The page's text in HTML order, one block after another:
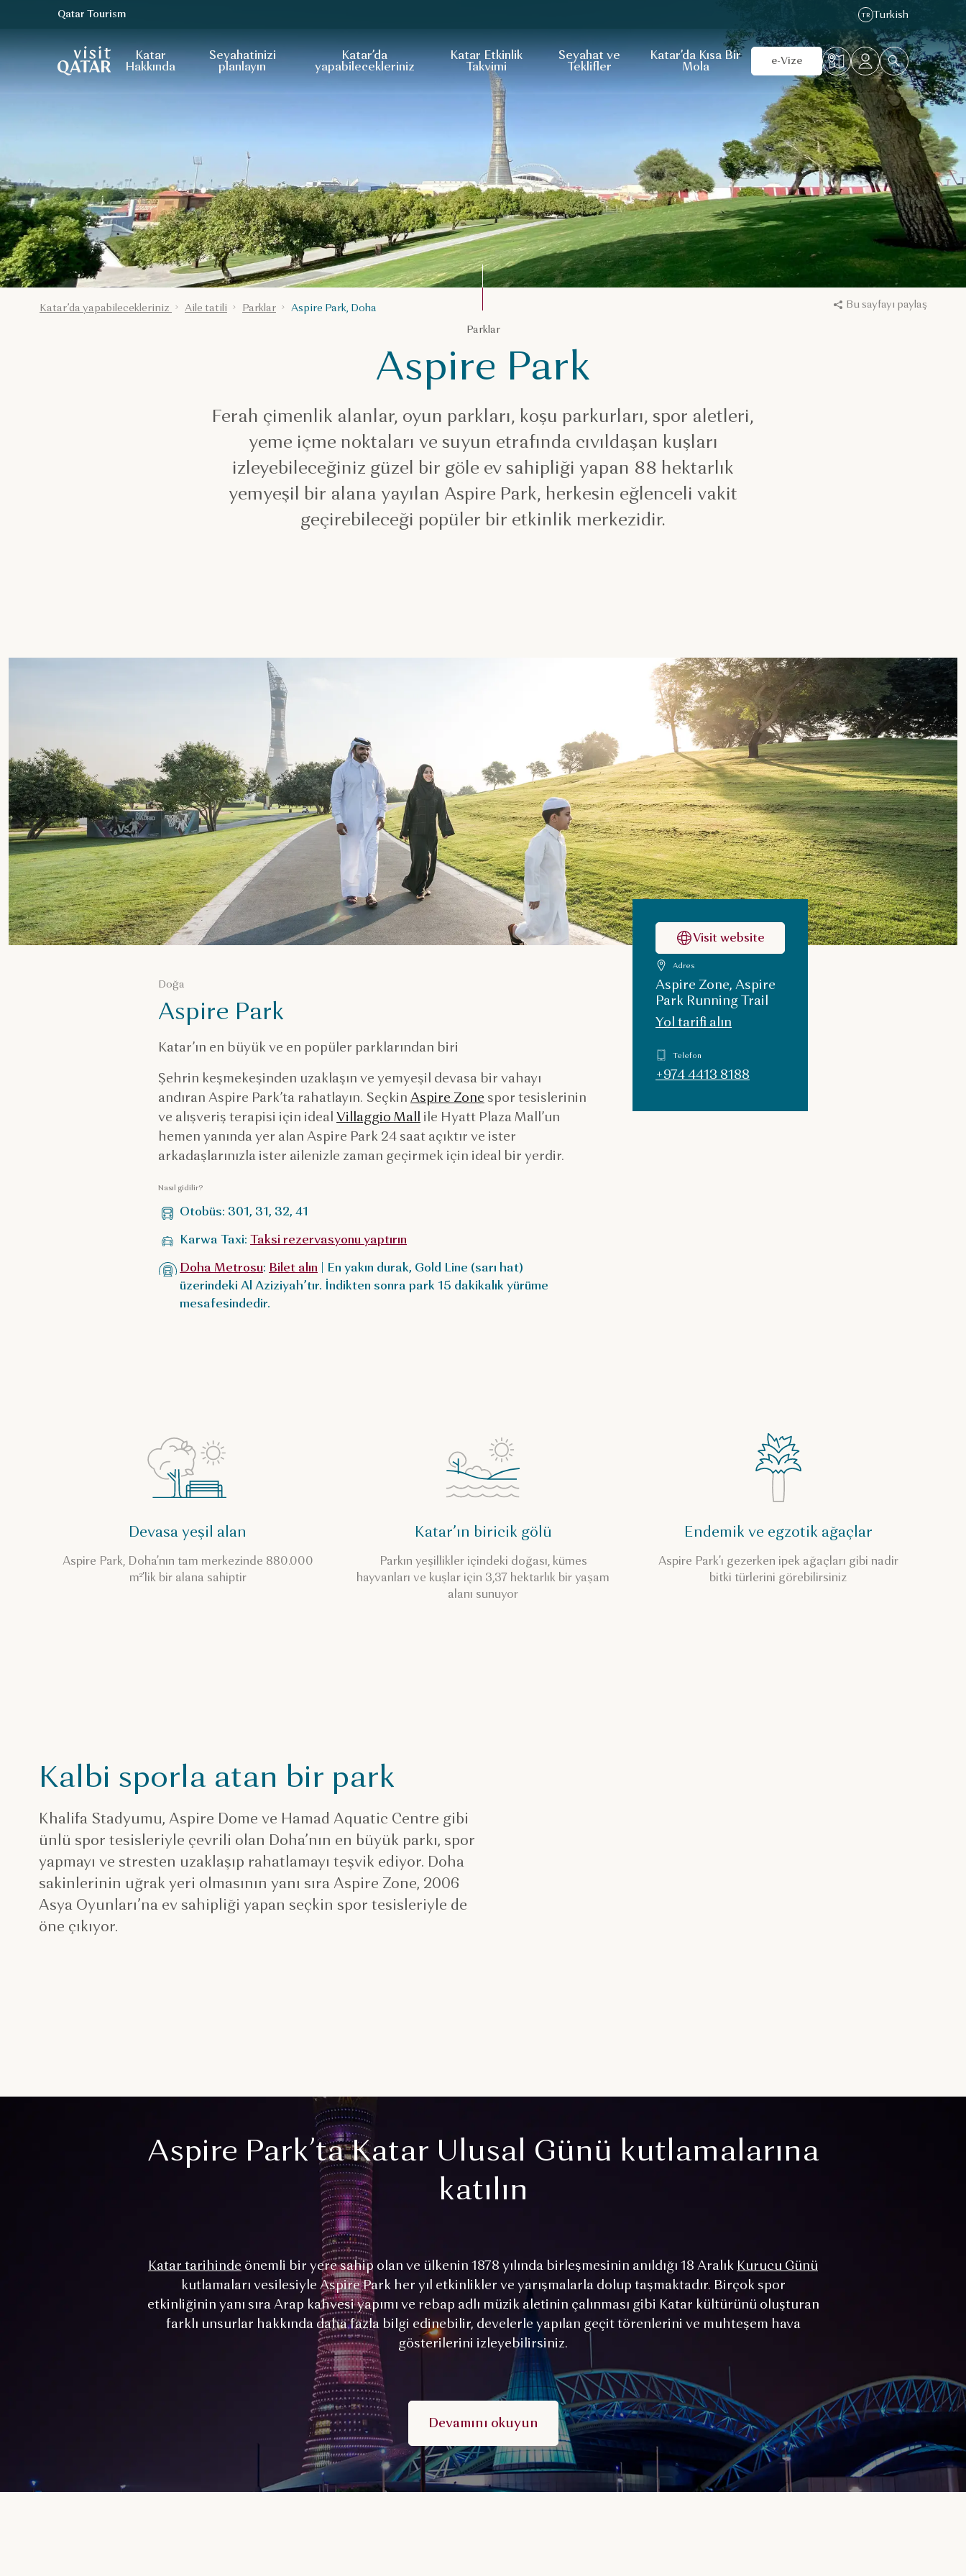
VisitQatar Ana Sayfası
Qatar Tourism TR Turkish
Katar
Hakkında
Seyahatinizi
planlayın
Katar’da
yapabilecekleriniz
Katar Etkinlik
Takvimi
Seyahat ve
Teklifler
Katar’da Kısa Bir
Mola
e-Vize
Katar’da yapabilecekleriniz Aile tatili Parklar Aspire Park, Doha Bu sayfayı paylaş
Parklar
Aspire Park
Ferah çimenlik alanlar, oyun parkları, koşu parkurları, spor aletleri,
yeme içme noktaları ve suyun etrafında cıvıldaşan kuşları
izleyebileceğiniz güzel bir göle ev sahipliği yapan 88 hektarlık
yemyeşil bir alana yayılan Aspire Park, herkesin eğlenceli vakit
geçirebileceği popüler bir etkinlik merkezidir.
Doğa
Aspire Park
Katar’ın en büyük ve en popüler parklarından biri
Şehrin keşmekeşinden uzaklaşın ve yemyeşil devasa bir vahayı
andıran Aspire Park’ta rahatlayın. Seçkin Aspire Zone spor tesislerinin
ve alışveriş terapisi için ideal Villaggio Mall ile Hyatt Plaza Mall’un
hemen yanında yer alan Aspire Park 24 saat açıktır ve ister
arkadaşlarınızla ister ailenizle zaman geçirmek için ideal bir yerdir.
Nasıl gidilir?
Otobüs: 301, 31, 32, 41
Karwa Taxi: Taksi rezervasyonu yaptırın
Doha Metrosu: Bilet alın | En yakın durak, Gold Line (sarı hat)
üzerindeki Al Aziziyah’tır. İndikten sonra park 15 dakikalık yürüme
mesafesindedir.
Visit website
Adres
Aspire Zone, Aspire
Park Running Trail
Yol tarifi alın
Telefon
+974 4413 8188
Devasa yeşil alan
Aspire Park, Doha’nın tam merkezinde 880.000
m²’lik bir alana sahiptir
Katar’ın biricik gölü
Parkın yeşillikler içindeki doğası, kümes
hayvanları ve kuşlar için 3,37 hektarlık bir yaşam
alanı sunuyor
Endemik ve egzotik ağaçlar
Aspire Park’ı gezerken ipek ağaçları gibi nadir
bitki türlerini görebilirsiniz
Kalbi sporla atan bir park
Khalifa Stadyumu, Aspire Dome ve Hamad Aquatic Centre gibi
ünlü spor tesisleriyle çevrili olan Doha’nın en büyük parkı, spor
yapmayı ve stresten uzaklaşıp rahatlamayı teşvik ediyor. Doha
sakinlerinin uğrak yeri olmasının yanı sıra Aspire Zone, 2006
Asya Oyunları’na ev sahipliği yapan seçkin spor tesisleriyle de
öne çıkıyor.
Aspire Park’ta Katar Ulusal Günü kutlamalarına
katılın
Katar tarihinde önemli bir yere sahip olan ve ülkenin 1878 yılında birleşmesinin anıldığı 18 Aralık Kurucu Günü
kutlamaları vesilesiyle Aspire Park her yıl etkinlikler ve yarışmalarla dolup taşmaktadır. Birçok spor
etkinliğinin yanı sıra Arap kahvesi yapımı ve rebap adlı müzik aletinin çalınması gibi Katar kültürünü oluşturan
farklı unsurlar hakkında daha fazla bilgi edinebilir, develerle yapılan geçit törenlerini ve muhteşem hava
gösterilerini izleyebilirsiniz.
Devamını okuyun